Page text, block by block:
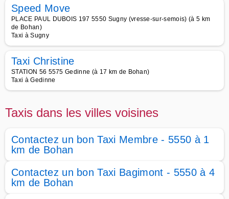
Speed Move
PLACE PAUL DUBOIS 197 5550 Sugny (vresse-sur-semois) (à 5 km
de Bohan)
Taxi à Sugny
Taxi Christine
STATION 56 5575 Gedinne (à 17 km de Bohan)
Taxi à Gedinne
Taxis dans les villes voisines
Contactez un bon Taxi Membre - 5550 à 1
km de Bohan
Contactez un bon Taxi Bagimont - 5550 à 4
km de Bohan